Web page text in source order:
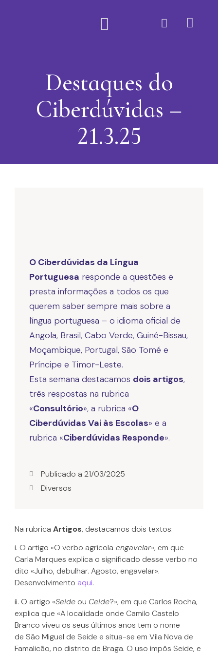
Destaques do
Ciberdúvidas –
21.3.25
O Ciberdúvidas da Língua
Portuguesa responde a questões e
presta informações a todos os que
querem saber sempre mais sobre a
língua portuguesa – o idioma oficial de
Angola, Brasil, Cabo Verde, Guiné-Bissau,
Moçambique, Portugal, São Tomé e
Príncipe e Timor-Leste.
Esta semana destacamos dois artigos,
três respostas na rubrica
«Consultório», a rubrica «O
Ciberdúvidas Vai às Escolas» e a
rubrica «Ciberdúvidas Responde».
Publicado a 21/03/2025
Diversos
Na rubrica Artigos, destacamos dois textos:
i. O artigo «O verbo agrícola engavelar», em que
Carla Marques explica o significado desse verbo no
dito «Julho, debulhar. Agosto, engavelar».
Desenvolvimento aqui.
ii. O artigo «Seide ou Ceide?», em que Carlos Rocha,
explica que «A localidade onde Camilo Castelo
Branco viveu os seus últimos anos tem o nome
de São Miguel de Seide e situa-se em Vila Nova de
Famalicão, no distrito de Braga. O uso impôs Seide, e